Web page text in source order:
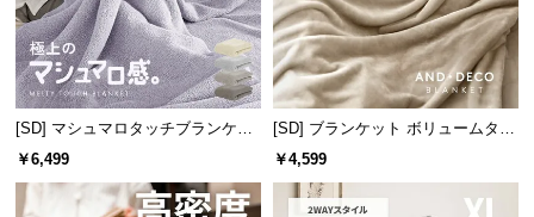
ー
ビ
ス
に
つ
い
て
[SD] マシュマロタッチブランケッ
ト
￥6,499
[SD] ブランケット ボリュームタイ
プ
￥4,599